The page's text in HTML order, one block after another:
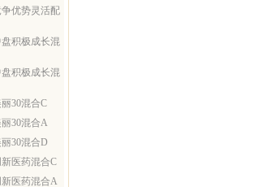
优势灵活配
积极成长混
积极成长混
30混合C
30混合A
30混合D
医药混合C
医药混合A